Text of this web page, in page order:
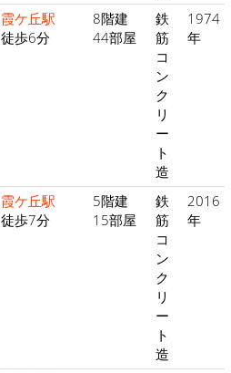
霞ケ丘駅
徒歩6分
8階建
44部屋
鉄
筋
コ
ン
ク
リ
ー
ト
造
1974
年
霞ケ丘駅
徒歩7分
5階建
15部屋
鉄
筋
コ
ン
ク
リ
ー
ト
造
2016
年